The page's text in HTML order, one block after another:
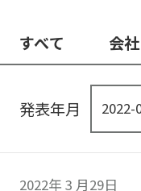
すべて 会社
発表年月
2022年 3 月29日